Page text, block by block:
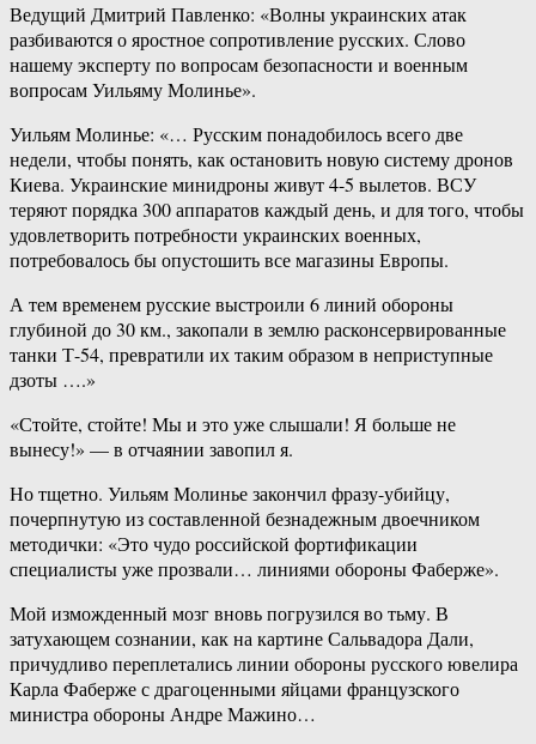
Ведущий Дмитрий Павленко: «Волны украинских атак
разбиваются о яростное сопротивление русских. Слово
нашему эксперту по вопросам безопасности и военным
вопросам Уильяму Молинье».
Уильям Молинье: «… Русским понадобилось всего две
недели, чтобы понять, как остановить новую систему дронов
Киева. Украинские минидроны живут 4-5 вылетов. ВСУ
теряют порядка 300 аппаратов каждый день, и для того, чтобы
удовлетворить потребности украинских военных,
потребовалось бы опустошить все магазины Европы.
А тем временем русские выстроили 6 линий обороны
глубиной до 30 км., закопали в землю расконсервированные
танки Т-54, превратили их таким образом в неприступные
дзоты ….»
«Стойте, стойте! Мы и это уже слышали! Я больше не
вынесу!» — в отчаянии завопил я.
Но тщетно. Уильям Молинье закончил фразу-убийцу,
почерпнутую из составленной безнадежным двоечником
методички: «Это чудо российской фортификации
специалисты уже прозвали… линиями обороны Фаберже».
Мой изможденный мозг вновь погрузился во тьму. В
затухающем сознании, как на картине Сальвадора Дали,
причудливо переплетались линии обороны русского ювелира
Карла Фаберже с драгоценными яйцами французского
министра обороны Андре Мажино…